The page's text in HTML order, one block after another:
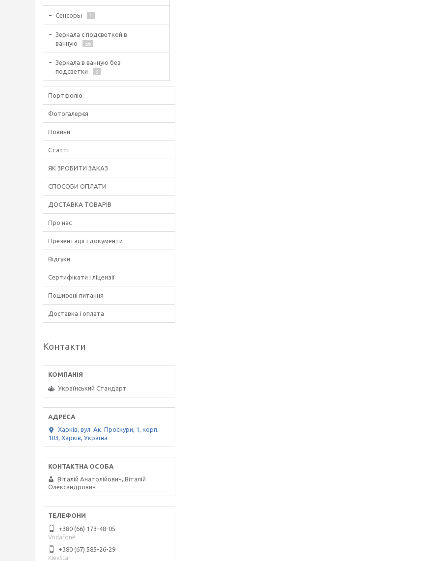
Сенсоры 1
Зеркала с подсветкой в
ванную
56
Зеркала в ванную без
подсветки
9
Портфоліо
Фотогалерєя
Новини
Статті
ЯК ЗРОБИТИ ЗАКАЗ
СПОСОБИ ОПЛАТИ
ДОСТАВКА ТОВАРІВ
Про нас
Презентації і документи
Відгуки
Сертифікати і ліцензії
Поширені питання
Доставка і оплата
Контакти
Український Стандарт
Харків, вул. Ак. Проскури, 1, корп.
103, Харків, Україна
Віталій Анатолійович, Віталій
Олександрович
+380 (66) 173-48-05
Vodafone
+380 (67) 585-26-29
KievStar